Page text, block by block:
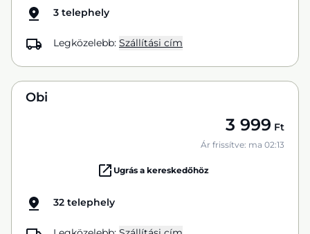
3 telephely
Legközelebb: Szállítási cím
Obi
3 999 Ft
Ár frissítve: ma 02:13
Ugrás a kereskedőhöz
32 telephely